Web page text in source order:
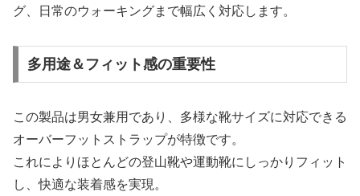
グ、日常のウォーキングまで幅広く対応します。
多用途＆フィット感の重要性
この製品は男女兼用であり、多様な靴サイズに対応できる
オーバーフットストラップが特徴です。
これによりほとんどの登山靴や運動靴にしっかりフィット
し、快適な装着感を実現。